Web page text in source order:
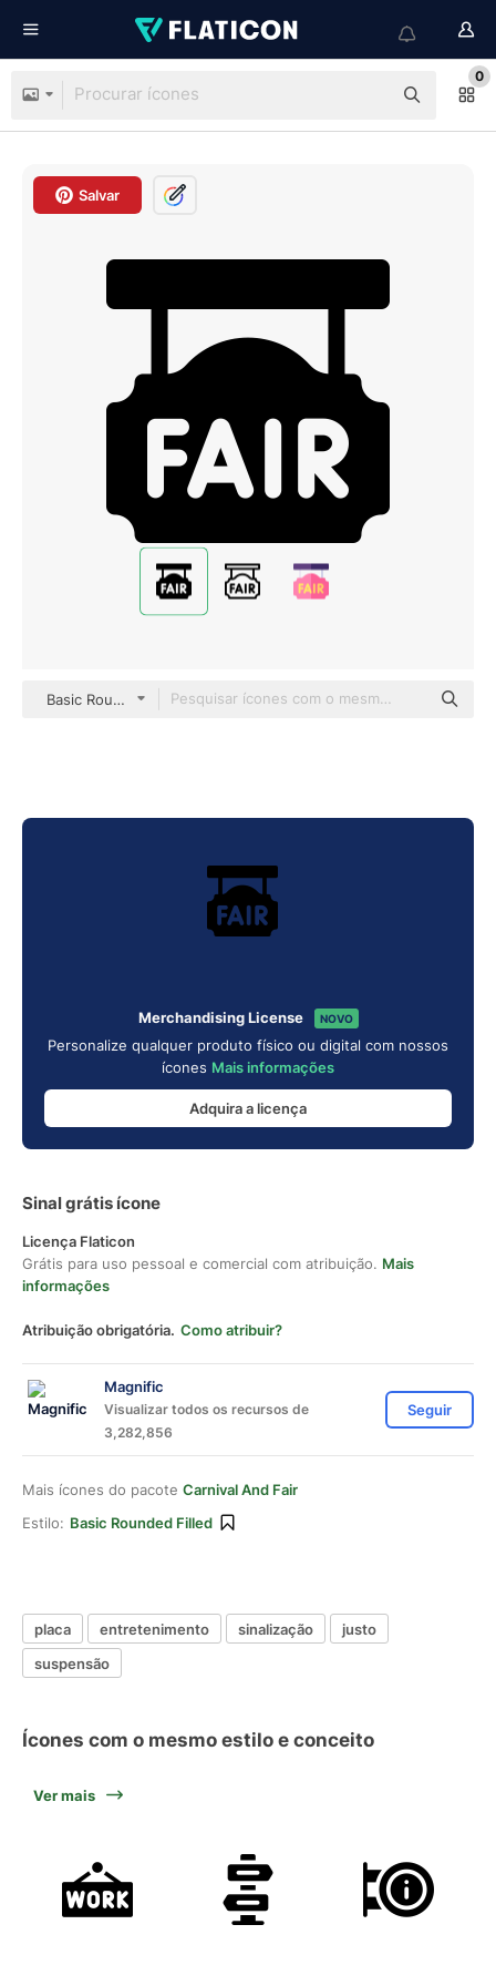
0
Salvar
Basic Rounded Filled
Merchandising License NOVO
Personalize qualquer produto físico ou digital com nossos
ícones Mais informações
Adquira a licença
Sinal grátis ícone
Licença Flaticon
Grátis para uso pessoal e comercial com atribuição. Mais
informações
Atribuição obrigatória. Como atribuir?
Magnific
Visualizar todos os recursos de
3,282,856
Seguir
Mais ícones do pacote Carnival And Fair
Estilo: Basic Rounded Filled
placa entretenimento sinalização
justo
suspensão
Ícones com o mesmo estilo e conceito
Ver mais